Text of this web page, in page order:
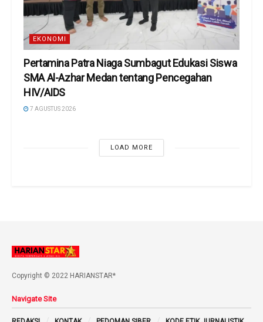
EKONOMI
Pertamina Patra Niaga Sumbagut Edukasi Siswa
SMA Al-Azhar Medan tentang Pencegahan
HIV/AIDS
7 AGUSTUS 2026
LOAD MORE
Copyright © 2022 HARIANSTAR*
Navigate Site